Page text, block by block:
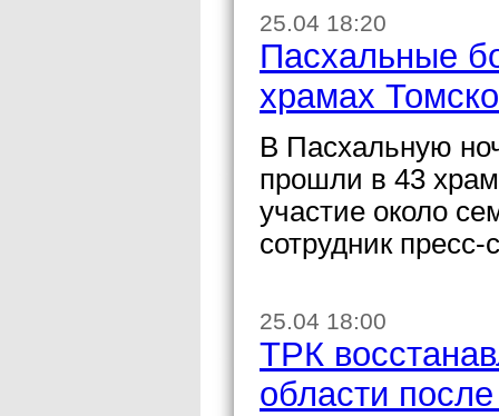
25.04 18:20
Пасхальные
храмах
В Пасхальную
прошли в 43
участие около
сотрудник
25.04 18:00
ТРК
области